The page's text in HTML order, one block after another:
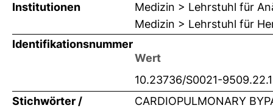
Institutionen
Medizin > Lehrstuhl für
Medizin > Lehrstuhl für
Identifikationsnummer
Wert
10.23736/S0021-
Stichwörter /
CARDIOPULMONARY